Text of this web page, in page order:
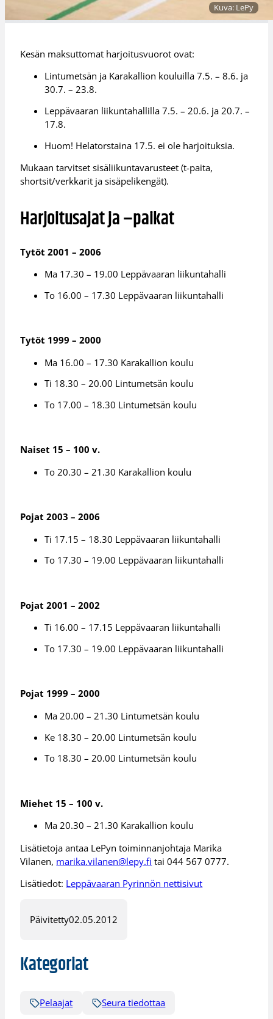
Kuva: LePy
Kesän maksuttomat harjoitusvuorot ovat:
Lintumetsän ja Karakallion kouluilla 7.5. – 8.6. ja
30.7. – 23.8.
Leppävaaran liikuntahallilla 7.5. – 20.6. ja 20.7. –
17.8.
Huom! Helatorstaina 17.5. ei ole harjoituksia.
Mukaan tarvitset sisäliikuntavarusteet (t-paita,
shortsit/verkkarit ja sisäpelikengät).
Harjoitusajat ja –paikat
Tytöt 2001 – 2006
Ma 17.30 – 19.00 Leppävaaran liikuntahalli
To 16.00 – 17.30 Leppävaaran liikuntahalli
Tytöt 1999 – 2000
Ma 16.00 – 17.30 Karakallion koulu
Ti 18.30 – 20.00 Lintumetsän koulu
To 17.00 – 18.30 Lintumetsän koulu
Naiset 15 – 100 v.
To 20.30 – 21.30 Karakallion koulu
Pojat 2003 – 2006
Ti 17.15 – 18.30 Leppävaaran liikuntahalli
To 17.30 – 19.00 Leppävaaran liikuntahalli
Pojat 2001 – 2002
Ti 16.00 – 17.15 Leppävaaran liikuntahalli
To 17.30 – 19.00 Leppävaaran liikuntahalli
Pojat 1999 – 2000
Ma 20.00 – 21.30 Lintumetsän koulu
Ke 18.30 – 20.00 Lintumetsän koulu
To 18.30 – 20.00 Lintumetsän koulu
Miehet 15 – 100 v.
Ma 20.30 – 21.30 Karakallion koulu
Lisätietoja antaa LePyn toiminnanjohtaja Marika
Vilanen, marika.vilanen@lepy.fi tai 044 567 0777.
Lisätiedot: Leppävaaran Pyrinnön nettisivut
Päivitetty02.05.2012
Kategoriat
Pelaajat Seura tiedottaa